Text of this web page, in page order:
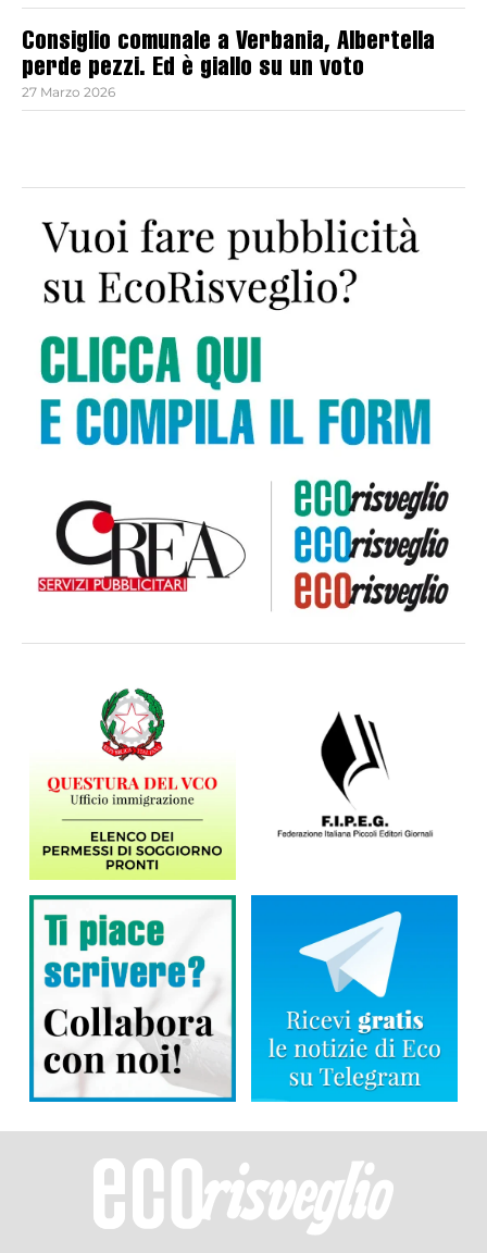
Consiglio comunale a Verbania, Albertella
perde pezzi. Ed è giallo su un voto
27 Marzo 2026